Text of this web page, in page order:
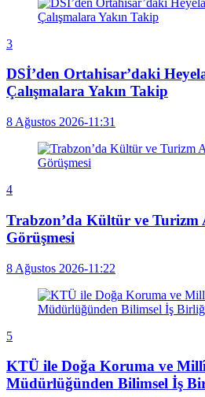
3
DSİ’den Ortahisar’daki
Çalışmalara Yakın Takip
8 Ağustos 2026-11:31
4
Trabzon’da Kültür ve Turizm
Görüşmesi
8 Ağustos 2026-11:22
5
KTÜ ile Doğa Koruma ve
Müdürlüğünden Bilimsel İş